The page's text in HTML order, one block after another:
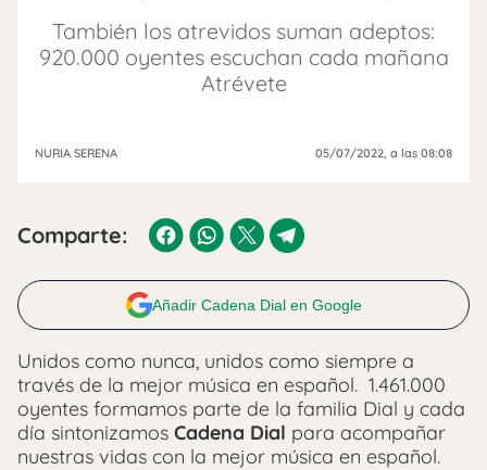
También los atrevidos suman adeptos:
920.000 oyentes escuchan cada mañana
Atrévete
NURIA SERENA 05/07/2022 , a las 08:08
Comparte:
Añadir Cadena Dial en Google
Unidos como nunca, unidos como siempre a
través de la mejor música en español. 1.461.000
oyentes formamos parte de la familia Dial y cada
día sintonizamos Cadena Dial para acompañar
nuestras vidas con la mejor música en español.